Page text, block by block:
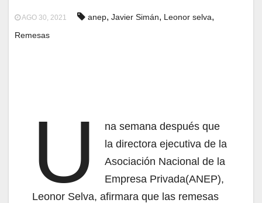
AGO 30, 2021 anep, Javier Simán, Leonor selva,
Remesas
U
na semana después que
la directora ejecutiva de la
Asociación Nacional de la
Empresa Privada(ANEP),
Leonor Selva, afirmara que las remesas